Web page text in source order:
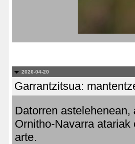
2026-04-20
Garrantzitsua:
Datorren astelehenean,
Ornitho-Navarra
arte.